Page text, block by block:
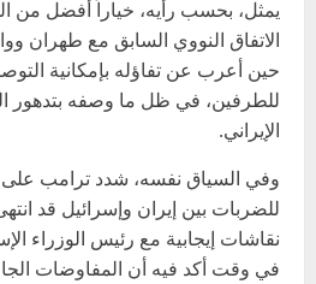
يمثل، بحسب رأيه، خياراً أفضل من
الاتفاق النووي السابق مع طهران
حين أعرب عن تفاؤله بإمكانية
للطرفين، في ظل ما وصفه بتدهور
الإيراني.
وفي السياق نفسه، شدد ترامب
للضربات بين إيران وإسرائيل قد
نقاشات إيجابية مع رئيس الوزراء
في وقت أكد فيه أن المفاوضات